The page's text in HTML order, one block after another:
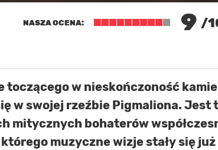
NASZA OCENA: 9 /
toczącego w nieskończoność
w swojej rzeźbie Pigmaliona. Jest
mitycznych bohaterów
muzyczne wizje stały się